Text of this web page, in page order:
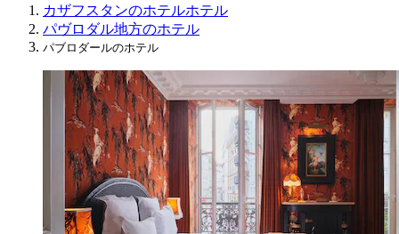
カザフスタンのホテルホテル
パヴロダル地方のホテル
パブロダールのホテル